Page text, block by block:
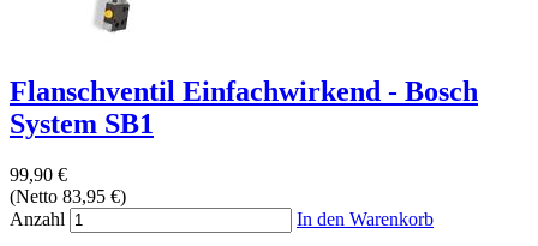
Flanschventil Einfachwirkend - Bosch
System SB1
99,90 €
(Netto 83,95 €)
Anzahl
In den Warenkorb